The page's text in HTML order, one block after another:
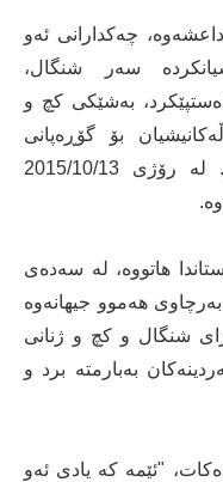
چەکدارانی ئەو
2014/08/03 هێرشیانکردە سەر شنگال،
بەشێکی کچ و
بۆ گۆڕەپانی
مەشق و راهێنانەکانیان راپێچکردن. لە رۆژی 2015/10/13
هاتووە، لە سەدەی
هەموو جیهانەوە
شنگال و کچ و ژنانی
بەبارمتە برد و
"ئێمە کە یادی ئەو